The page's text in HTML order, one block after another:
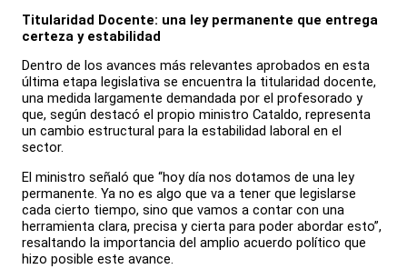
Titularidad Docente: una ley permanente que entrega
certeza y estabilidad
Dentro de los avances más relevantes aprobados en esta
última etapa legislativa se encuentra la titularidad docente,
una medida largamente demandada por el profesorado y
que, según destacó el propio ministro Cataldo, representa
un cambio estructural para la estabilidad laboral en el
sector.
El ministro señaló que “hoy día nos dotamos de una ley
permanente. Ya no es algo que va a tener que legislarse
cada cierto tiempo, sino que vamos a contar con una
herramienta clara, precisa y cierta para poder abordar esto”,
resaltando la importancia del amplio acuerdo político que
hizo posible este avance.